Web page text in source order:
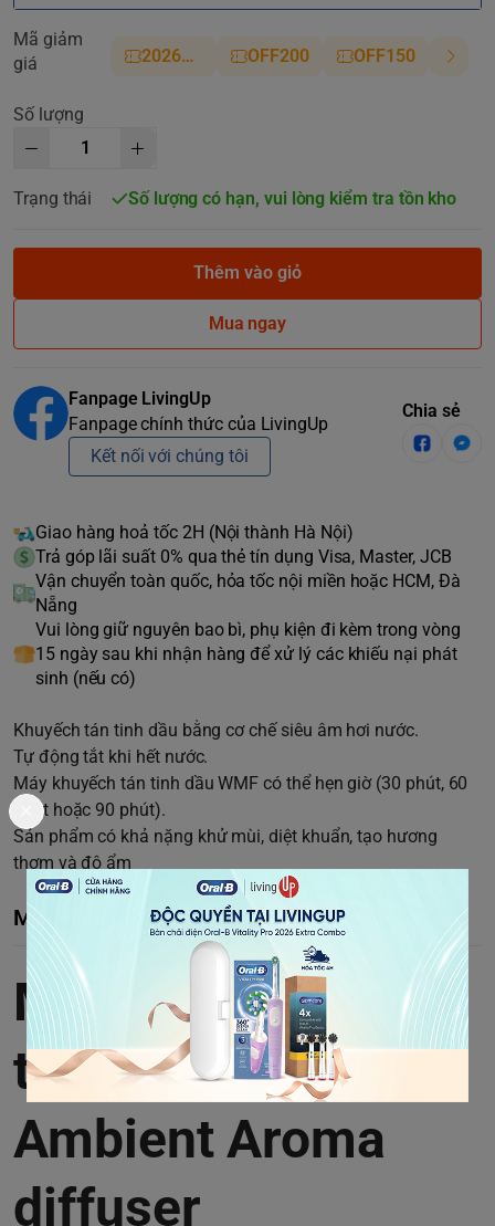
Mã giảm
giá
2026NM OFF200 OFF150
Số lượng
Trạng thái Số lượng có hạn, vui lòng kiểm tra tồn kho
Thêm vào giỏ
Mua ngay
Fanpage LivingUp
Fanpage chính thức của LivingUp
Kết nối với chúng tôi
Chia sẻ
Giao hàng hoả tốc 2H (Nội thành Hà Nội)
Trả góp lãi suất 0% qua thẻ tín dụng Visa, Master, JCB
Vận chuyển toàn quốc, hỏa tốc nội miền hoặc HCM, Đà
Nẵng
Vui lòng giữ nguyên bao bì, phụ kiện đi kèm trong vòng
15 ngày sau khi nhận hàng để xử lý các khiếu nại phát
sinh (nếu có)
Khuyếch tán tinh dầu bằng cơ chế siêu âm hơi nước.
Tự động tắt khi hết nước.
Máy khuyếch tán tinh dầu WMF có thể hẹn giờ (30 phút, 60
phút hoặc 90 phút).
Sản phẩm có khả nặng khử mùi, diệt khuẩn, tạo hương
thơm và độ ẩm
Mô tả chi tiết
Máy khuếch tán
tinh dầu WMF
Ambient Aroma
diffuser